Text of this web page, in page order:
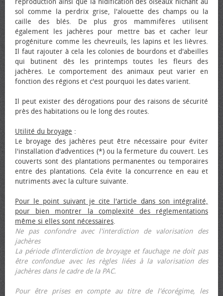
reproduction ainsi que la nidification des oiseaux nichant au
sol comme la perdrix grise, l'alouette des champs ou la
caille des blés. De plus gros mammifères utilisent
également les jachères pour mettre bas et cacher leur
progéniture comme les chevreuils, les lapins et les lièvres.
Il faut rajouter à cela les colonies de bourdons et d'abeilles
qui butinent dès les printemps toutes les fleurs des
jachères. Le comportement des animaux peut varier en
fonction des régions et c'est pourquoi les dates varient.
Il peut exister des dérogations pour des raisons de sécurité
près des habitations ou le long des routes.
Utilité du broyage :
Le broyage des jachères peut être nécessaire pour éviter
l'installation d'adventices (*) ou la fermeture du couvert. Les
couverts sont des plantations permanentes ou temporaires
entre des plantations. Cela évite la concurrence en eau et
nutriments avec la culture suivante.
Pour le point suivant je cite l'article dans son intégralité,
pour bien montrer la complexité des réglementations
même si elles sont nécessaires.
Ne pas confondre avec l'interdiction de valorisation des
jachères
La période d’interdiction de broyage et fauchage ne doit pas
être confondue avec les règles liées à la valorisation des
jachères dans le cadre de la PAC.
Pour être prises en compte au titre de l'écorégime, les